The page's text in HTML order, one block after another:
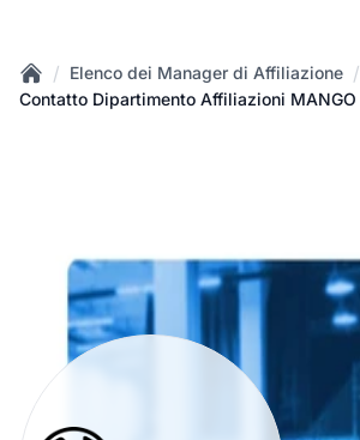
Home
/ Elenco dei Manager di Affiliazione /
Contatto Dipartimento Affiliazioni MANGO